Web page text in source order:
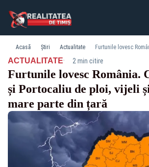
Acasă Știri Actualitate
ACTUALITATE· 2 min citire
Furtunile lovesc România.
și Portocaliu de ploi, vijeli
mare parte din țară